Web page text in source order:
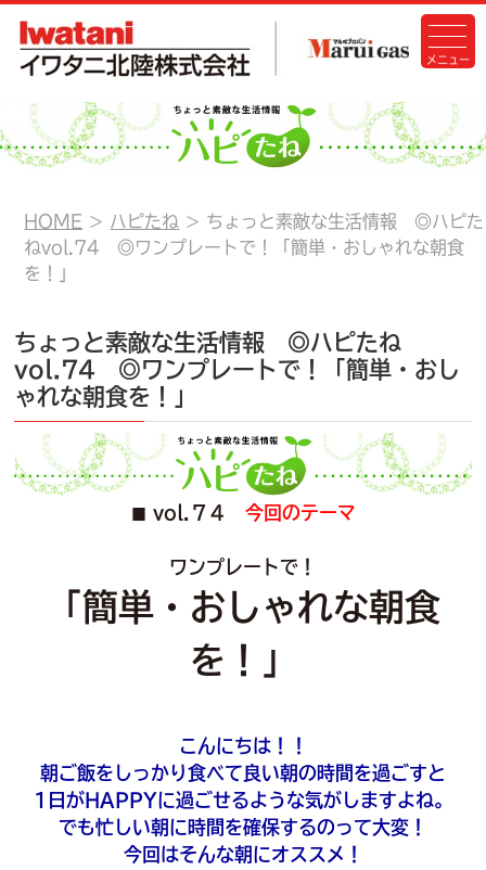
HOME ハピたね
ちょっと素敵な生活情報 ◎ハピた
ねvol.74 ◎ワンプレートで！「簡単・おしゃれな朝食
を！」
ちょっと素敵な生活情報 ◎ハピたね
vol.74 ◎ワンプレートで！「簡単・おし
ゃれな朝食を！」
vol.７４ 今回のテーマ
ワンプレートで！
「簡単・おしゃれな朝食
を！」
こんにちは！！
朝ご飯をしっかり食べて良い朝の時間を過ごすと
1日がHAPPYに過ごせるような気がしますよね。
でも忙しい朝に時間を確保するのって大変！
今回はそんな朝にオススメ！